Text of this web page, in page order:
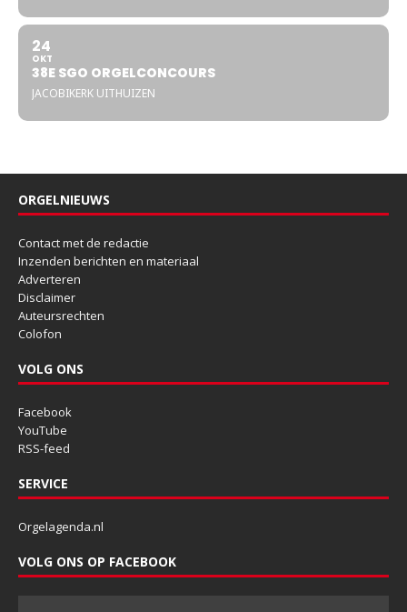
24
OKT
38E SGO ORGELCONCOURS
JACOBIKERK UITHUIZEN
ORGELNIEUWS
Contact met de redactie
Inzenden berichten en materiaal
Adverteren
Disclaimer
Auteursrechten
Colofon
VOLG ONS
Facebook
YouTube
RSS-feed
SERVICE
Orgelagenda.nl
VOLG ONS OP FACEBOOK